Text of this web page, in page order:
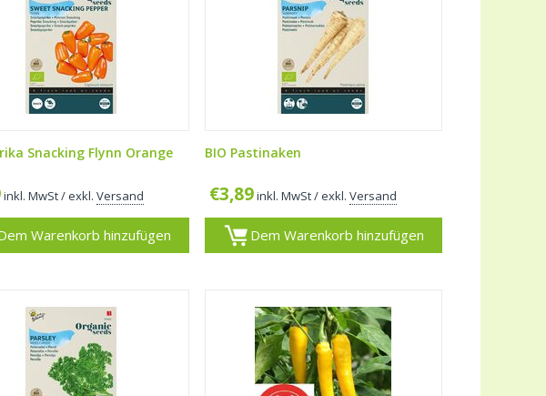
Snacking Flynn Orange
inkl. MwSt/ exkl.Versand
Warenkorb hinzufügen
BIO Pastinaken
€3,89inkl. MwSt/ exkl. Versand
Dem Warenkorb hinzufügen